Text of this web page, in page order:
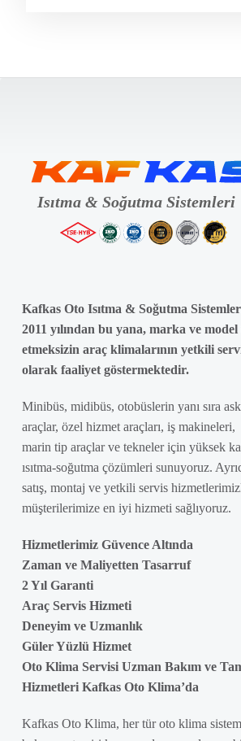
Kafkas Oto Isıtma & Soğutma
2011 yılından bu yana, marka ve
etmeksizin araç klimalarının yetkili
olarak faaliyet göstermektedir.
Minibüs, midibüs, otobüslerin yanı sıra
araçlar, özel hizmet araçları, iş makineleri,
marin tip araçlar ve tekneler için yüksek
ısıtma-soğutma çözümleri sunuyoruz.
satış, montaj ve yetkili servis
müşterilerimize en iyi hizmeti sağlıyoruz.
Hizmetlerimiz Güvence Altında
Zaman ve Maliyetten Tasarruf
2 Yıl Garanti
Araç Servis Hizmeti
Deneyim ve Uzmanlık
Güler Yüzlü Hizmet
Oto Klima Servisi Uzman Bakım ve
Hizmetleri Kafkas Oto Klima’da
Kafkas Oto Klima, her tür oto klima